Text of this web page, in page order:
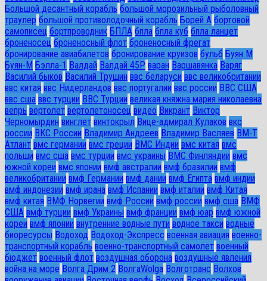
Большой десантный корабль большой морозильный рыболовный
траулер большой противолодочный корабль Борей А бортовой
самописец бортпроводник БПЛА бпла бпла куб бпла ланцет
броненосец броненосный флот броненосный фрегат
бронирование авиабилетов бронирование круизов бульб Буян М
Буян-М Бэлла-1 Валдай Валдай 45Р варан Варшавянка Варяг
Василий быков Василий Трушин ввс беларуси ввс великобритании
ввс китая ввс Нидерландов ввс португалии ввс россии ВВС США
ввс сша ввс турции ВВС Турции великая княжна мария николаевна
вепрь вертолет вертолетоносец видео Викрант Виктор
Черномырдин винглет винтокрыл Вице-адмирал Кулаков вкс
россии ВКС России Владимир Андреев Владимир Васляев ВМ-Т
Атлант вмс германии вмс греции ВМС Индии вмс китая вмс
польши вмс сша вмс турции вмс украины ВМС Финляндии вмс
южной кореи вмс японии вмф австралии вмф бразилии вмф
великобритании вмф Германии вмф дании вмф Египта вмф индии
вмф индонезии вмф ирана вмф Испании вмф италии вмф Китая
вмф китая ВМФ Норвегии вмф России вмф россии вмф сша ВМФ
США вмф турции вмф Украины вмф франции вмф юар вмф южной
кореи вмф японии внутренние водные пути водное такси водные
биоресурсы Водоход Водоход-Экспресс военная авиация военно-
транспортный корабль военно-транспортный самолет военный
бюджет военный флот воздушная оборона воздушные явления
война на море Волга Дрим 2 ВолгаWolga Волготранс Волхов